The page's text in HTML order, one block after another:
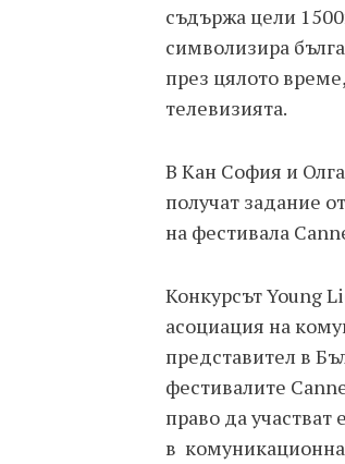
съдържа цели
символизира
през цялото
телевизията.
В Кан София и
получат задание
на фестивала
Конкурсът Young
асоциация на
представител в
фестивалите
право да
в